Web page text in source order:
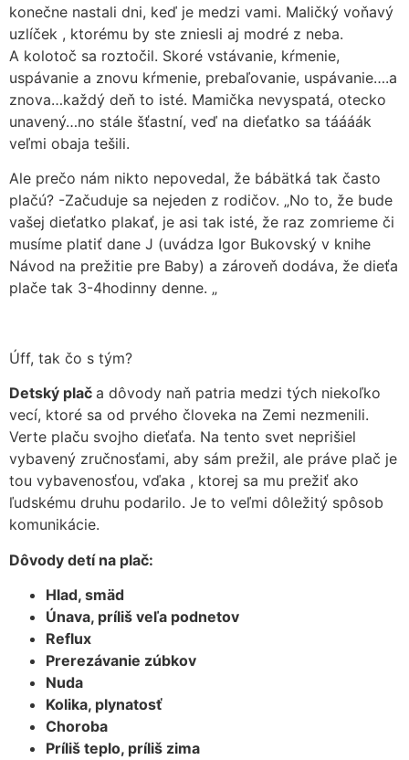
konečne nastali dni, keď je medzi vami. Maličký voňavý
uzlíček , ktorému by ste zniesli aj modré z neba.
A kolotoč sa roztočil. Skoré vstávanie, kŕmenie,
uspávanie a znovu kŕmenie, prebaľovanie, uspávanie….a
znova…každý deň to isté. Mamička nevyspatá, otecko
unavený…no stále šťastní, veď na dieťatko sa táááák
veľmi obaja tešili.
Ale prečo nám nikto nepovedal, že bábätká tak často
plačú? -Začuduje sa nejeden z rodičov. „No to, že bude
vašej dieťatko plakať, je asi tak isté, že raz zomrieme či
musíme platiť dane J (uvádza Igor Bukovský v knihe
Návod na prežitie pre Baby) a zároveň dodáva, že dieťa
plače tak 3-4hodinny denne. „
Úff, tak čo s tým?
Detský plač a dôvody naň patria medzi tých niekoľko
vecí, ktoré sa od prvého človeka na Zemi nezmenili.
Verte plaču svojho dieťaťa. Na tento svet neprišiel
vybavený zručnosťami, aby sám prežil, ale práve plač je
tou vybavenosťou, vďaka , ktorej sa mu prežiť ako
ľudskému druhu podarilo. Je to veľmi dôležitý spôsob
komunikácie.
Dôvody detí na plač:
Hlad, smäd
Únava, príliš veľa podnetov
Reflux
Prerezávanie zúbkov
Nuda
Kolika, plynatosť
Choroba
Príliš teplo, príliš zima